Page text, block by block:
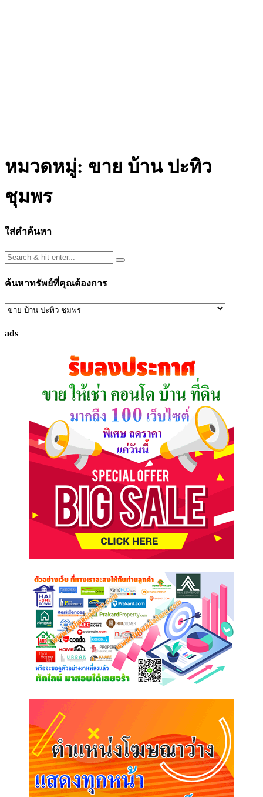
หมวดหมู่: ขาย บ้าน ปะทิว
ชุมพร
ใส่คำค้นหา
ค้นหาทรัพย์ที่คุณต้องการ
ค้นหา
ที่
ads